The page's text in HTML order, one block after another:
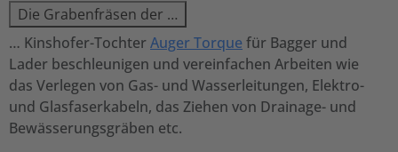
Die Grabenfräsen der …
… Kinshofer-TochterAuger Torque für Bagger und
Lader beschleunigen und vereinfachen Arbeiten wie
das Verlegen von Gas- und Wasserleitungen, Elektro-
und Glasfaserkabeln, das Ziehen von Drainage- und
Bewässerungsgräben etc.